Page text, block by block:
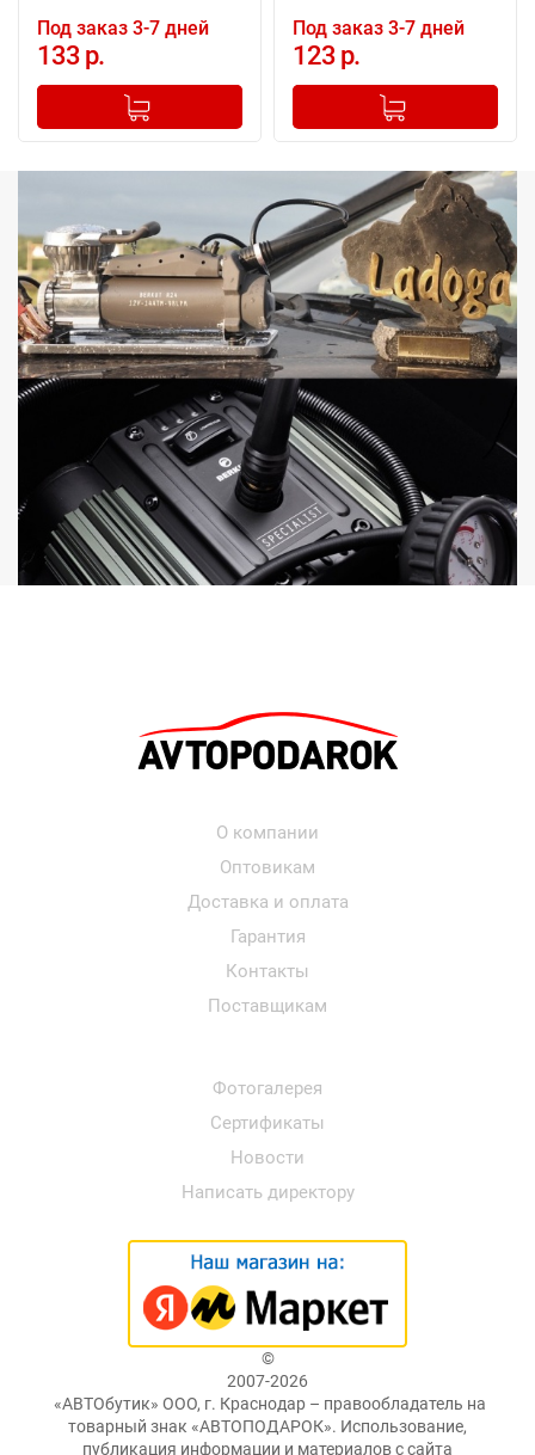
Под заказ 3-7 дней
133 р.
+
Добавлено в корзину
Под заказ 3-7 дней
123 р.
+
Добавлено в корзину
О компании
Оптовикам
Доставка и оплата
Гарантия
Контакты
Поставщикам
Фотогалерея
Сертификаты
Новости
Написать директору
©
2007-2026
«АВТОбутик» ООО, г. Краснодар – правообладатель на
товарный знак «АВТОПОДАРОК». Использование,
публикация информации и материалов с сайта